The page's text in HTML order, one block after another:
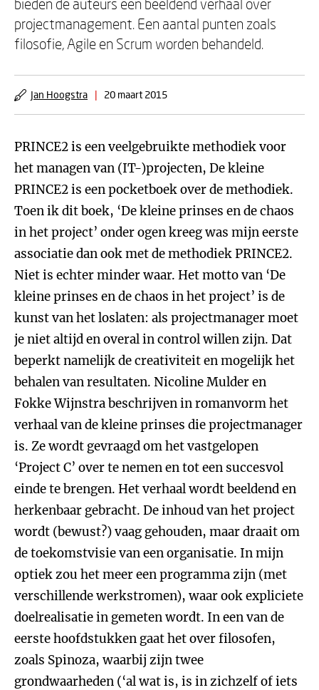
bieden de auteurs een beeldend verhaal over
projectmanagement. Een aantal punten zoals
filosofie, Agile en Scrum worden behandeld.
Jan Hoogstra | 20 maart 2015
PRINCE2 is een veelgebruikte methodiek voor
het managen van (IT-)projecten, De kleine
PRINCE2 is een pocketboek over de methodiek.
Toen ik dit boek, ‘De kleine prinses en de chaos
in het project’ onder ogen kreeg was mijn eerste
associatie dan ook met de methodiek PRINCE2.
Niet is echter minder waar. Het motto van ‘De
kleine prinses en de chaos in het project’ is de
kunst van het loslaten: als projectmanager moet
je niet altijd en overal in control willen zijn. Dat
beperkt namelijk de creativiteit en mogelijk het
behalen van resultaten. Nicoline Mulder en
Fokke Wijnstra beschrijven in romanvorm het
verhaal van de kleine prinses die projectmanager
is. Ze wordt gevraagd om het vastgelopen
‘Project C’ over te nemen en tot een succesvol
einde te brengen. Het verhaal wordt beeldend en
herkenbaar gebracht. De inhoud van het project
wordt (bewust?) vaag gehouden, maar draait om
de toekomstvisie van een organisatie. In mijn
optiek zou het meer een programma zijn (met
verschillende werkstromen), waar ook expliciete
doelrealisatie in gemeten wordt. In een van de
eerste hoofdstukken gaat het over filosofen,
zoals Spinoza, waarbij zijn twee
grondwaarheden (‘al wat is, is in zichzelf of iets